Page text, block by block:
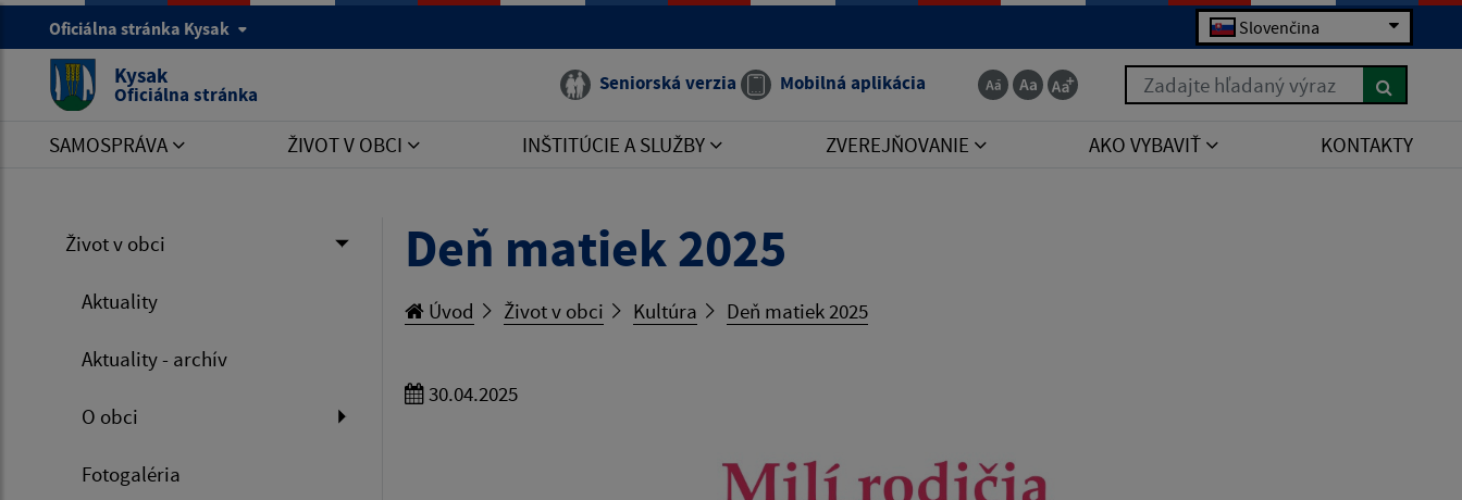
Oficiálna stránka Kysak Slovenčina
Kysak
Oficiálna stránka Seniorská verzia Mobilná aplikácia Zadajte hľadaný výraz
SAMOSPRÁVA ŽIVOT V OBCI INŠTITÚCIE A SLUŽBY ZVEREJŇOVANIE AKO VYBAVIŤ KONTAKTY
Život v obci
Aktuality
Aktuality - archív
O obci
Fotogaléria
Deň matiek 2025
Úvod Život v obci Kultúra Deň matiek 2025
30.04.2025